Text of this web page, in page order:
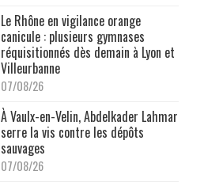
Le Rhône en vigilance orange
canicule : plusieurs gymnases
réquisitionnés dès demain à Lyon et
Villeurbanne
07/08/26
À Vaulx-en-Velin, Abdelkader Lahmar
serre la vis contre les dépôts
sauvages
07/08/26